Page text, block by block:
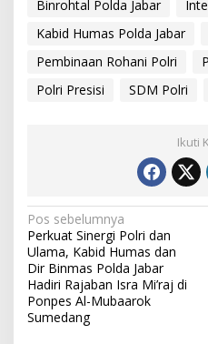
Binrohtal Polda Jabar
Kabid Humas Polda Jabar
Pembinaan Rohani Polri
Polri Presisi
SDM Polri
Ikuti
N
a
v
i
g
Pos sebelumnya
Perkuat Sinergi Polri dan
Ulama, Kabid Humas dan
Dir Binmas Polda Jabar
Hadiri Rajaban Isra Mi’raj di
Ponpes Al-Mubaarok
Sumedang